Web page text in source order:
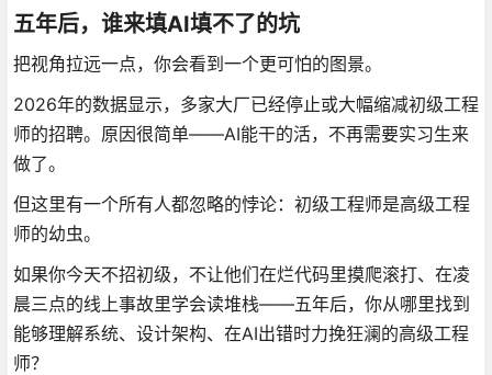
五年后，谁来填AI填不了的坑
把视角拉远一点，你会看到一个更可怕的图景。
2026年的数据显示，多家大厂已经停止或大幅缩减初级工程
师的招聘。原因很简单——AI能干的活，不再需要实习生来
做了。
但这里有一个所有人都忽略的悖论：初级工程师是高级工程
师的幼虫。
如果你今天不招初级，不让他们在烂代码里摸爬滚打、在凌
晨三点的线上事故里学会读堆栈——五年后，你从哪里找到
能够理解系统、设计架构、在AI出错时力挽狂澜的高级工程
师？